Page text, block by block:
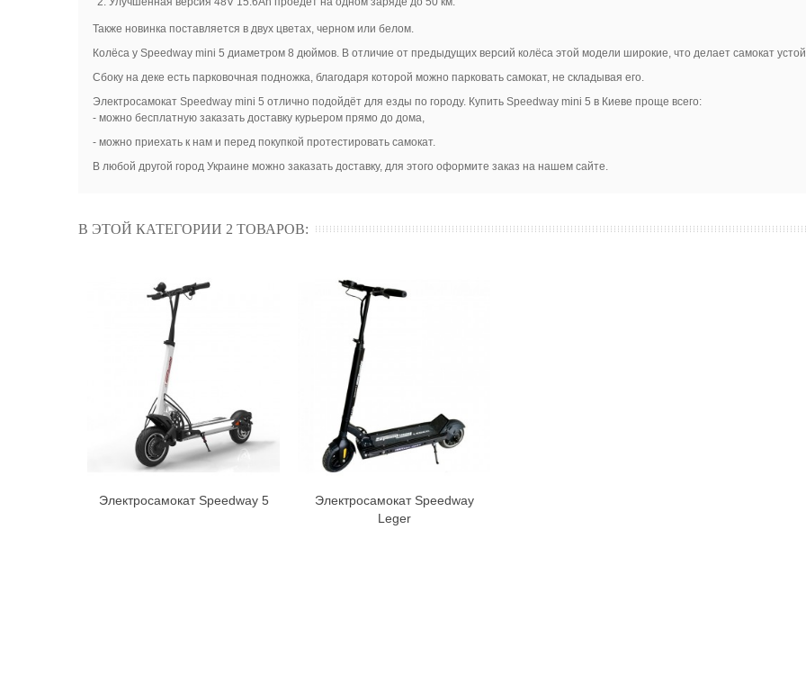
Также новинка поставляется в двух цветах, черном или белом.
Колёса у Speedway mini 5 диаметром 8 дюймов. В отличие от предыдущих версий колёса этой модели широкие, что делает самокат
Сбоку на деке есть парковочная подножка, благодаря которой можно парковать самокат, не складывая его.
Электросамокат Speedway mini 5 отлично подойдёт для езды по городу. Купить Speedway mini 5 в Киеве проще всего:
- можно бесплатную заказать доставку курьером прямо до дома,
- можно приехать к нам и перед покупкой протестировать самокат.
В любой другой город Украине можно заказать доставку, для этого оформите заказ на нашем сайте.
В ЭТОЙ КАТЕГОРИИ 2 ТОВАРОВ:
В корзину
Электросамокат Speedway 5 В корзину
Электросамокат Speedway
Leger